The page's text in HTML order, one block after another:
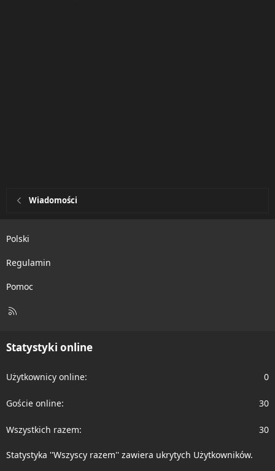
Wiadomości
Polski
Regulamin
Pomoc
R
Statystyki online
Użytkownicy online 0
Goście online 30
Wszystkich razem 30
Statystyka ''Wszyscy razem'' zawiera ukrytych Użytkowników.